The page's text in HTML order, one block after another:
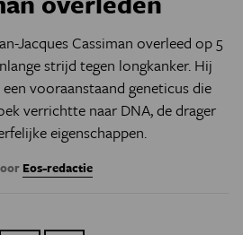
Jacques Cassiman overleed op 5
strijd tegen longkanker. Hij
vooraanstaand geneticus die
verrichtte naar DNA, de drager
eigenschappen.
Eos-redactie